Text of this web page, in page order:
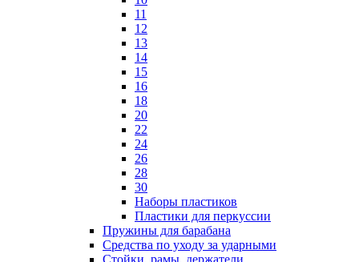
11
12
13
14
15
16
18
20
22
24
26
28
30
Наборы пластиков
Пластики для перкуссии
Пружины для барабана
Средства по уходу за ударными
Стойки, рамы, держатели